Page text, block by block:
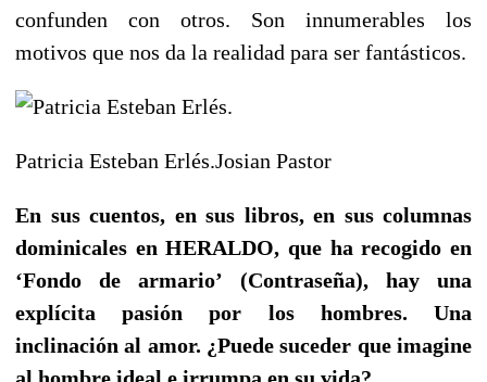
confunden con otros. Son innumerables los
motivos que nos da la realidad para ser fantásticos.
Patricia Esteban Erlés.Josian Pastor
En sus cuentos, en sus libros, en sus columnas
dominicales en HERALDO, que ha recogido en
‘Fondo de armario’ (Contraseña), hay una
explícita pasión por los hombres. Una
inclinación al amor. ¿Puede suceder que imagine